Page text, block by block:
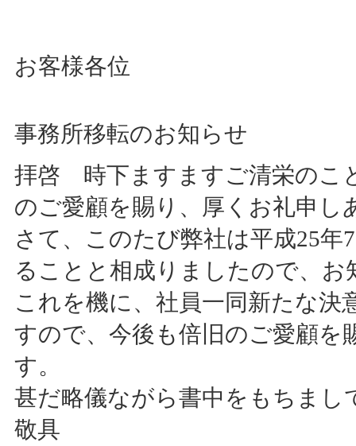
お客様各位
事務所移転のお知らせ
拝啓 時下ますますご清栄のこ
のご愛顧を賜り、厚くお礼申し
さて、このたび弊社は平成25年
ることと相成りましたので、お
これを機に、社員一同新たな
すので、今後も倍旧のご愛顧
す。
甚だ略儀ながら書中をもちまし
敬具